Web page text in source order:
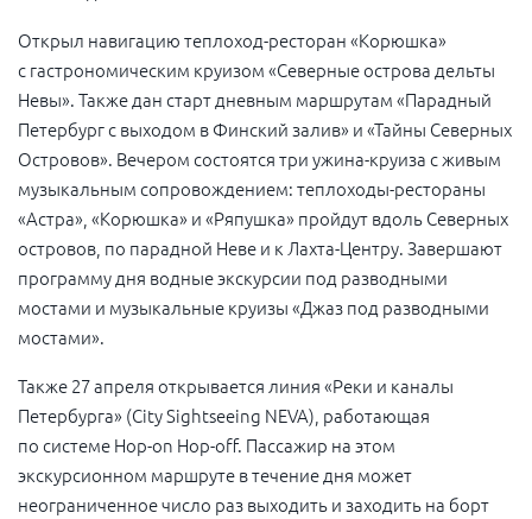
Открыл навигацию теплоход-ресторан «Корюшка»
с гастрономическим круизом «Северные острова дельты
Невы». Также дан старт дневным маршрутам «Парадный
Петербург с выходом в Финский залив» и «Тайны Северных
Островов». Вечером состоятся три ужина-круиза с живым
музыкальным сопровождением: теплоходы-рестораны
«Астра», «Корюшка» и «Ряпушка» пройдут вдоль Северных
островов, по парадной Неве и к Лахта-Центру. Завершают
программу дня водные экскурсии под разводными
мостами и музыкальные круизы «Джаз под разводными
мостами».
Также 27 апреля открывается линия «Реки и каналы
Петербурга» (City Sightseeing NEVA), работающая
по системе Hop-on Hop-off. Пассажир на этом
экскурсионном маршруте в течение дня может
неограниченное число раз выходить и заходить на борт